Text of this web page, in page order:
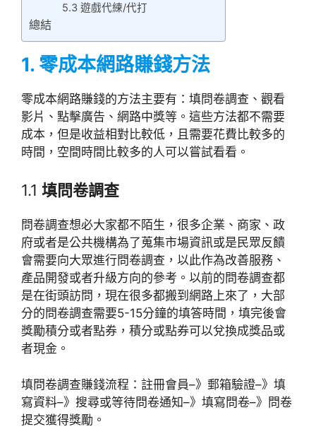
5.3 遊戲代練/代打
總結
1. 零成本網路賺錢方法
零成本網路賺錢的方法主要有：填問卷調查、觀看
影片、點擊廣告、網路中獎等。這些方法都不需要
成本，但是收益相對比較低，且需要花費比較多的
時間，空間時間比較多的人可以嘗試看看。
1.1 填問卷調查
問卷調查想必大家都不陌生，很多企業、商家、政
府或者是公共機構為了蒐集市場資訊或是民眾反饋
會需要向大眾進行問卷調查，以此作為改善服務、
產品開發或者升級方向的參考。以前的問卷調查都
是在街頭訪問，現在很多都搬到網路上來了，大部
分的問卷調查需要5-15分鐘的填答時間，填完後會
獎勵積分或者點券，積分或點券可以兌換成獎品或
者現金。
填問卷調查賺錢流程：註冊會員–》郵箱驗證–》填
寫資料–》搜尋或等待問卷通知–》填寫問卷–》問卷
提交獲得獎勵。